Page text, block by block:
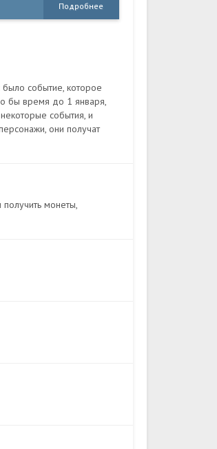
Подробнее
событие, которое
бы время до 1 января,
события, и
они получат
монеты,